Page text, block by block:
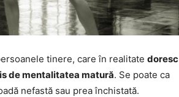
tinere, care în realitate doresc
de mentalitatea matură. Se poate ca
nefastă sau prea închistată.